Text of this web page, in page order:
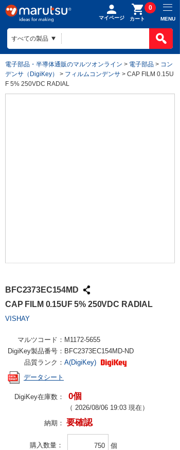
マイページ カート
0
MENU
電子部品・半導体通販のマルツオンライン > 電子部品 > コン
デンサ（DigiKey）
> フィルムコンデンサ > CAP FILM 0.15U
F 5% 250VDC RADIAL
BFC2373EC154MD
CAP FILM 0.15UF 5% 250VDC RADIAL
VISHAY
マルツコード： M1172-5655
DigiKey製品番号： BFC2373EC154MD-ND
品質ランク： A(DigiKey)
データシート
DigiKey在庫数： 0個
（ 2026/08/06 19:03 現在）
納期： 要確認
購入数量 個